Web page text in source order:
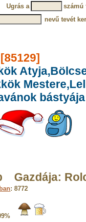
Ugrás a
számú
nevű tevét
bástyája
Gazdája:
: 8772